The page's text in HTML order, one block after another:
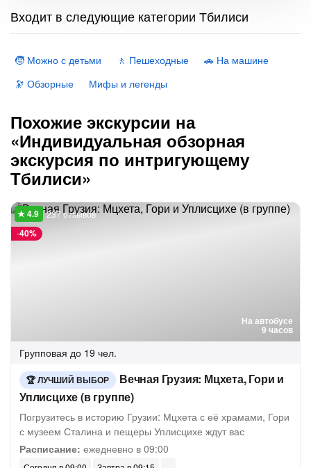
Входит в следующие категории Тбилиси
🧒 Можно с детьми 🚶 Пешеходные
🚗 На машине
🔭 Обзорные
Мифы и легенды
Похожие экскурсии на
«Индивидуальная обзорная
экскурсия по интригующему
Тбилиси»
На автобусе
9 часов
-40%
237 отзывов
Групповая до 19 чел.
ЛУЧШИЙ ВЫБОР
Вечная Грузия: Мцхета, Гори и
Уплисцихе (в группе)
Погрузитесь в историю Грузии: Мцхета с её храмами, Гори
с музеем Сталина и пещеры Уплисцихе ждут вас
Расписание: ежедневно в 09:00